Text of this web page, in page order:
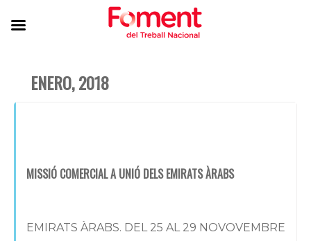
ENERO, 2018
MISSIÓ COMERCIAL A UNIÓ DELS EMIRATS ÀRABS
EMIRATS ÀRABS. DEL 25 AL 29 NOVOVEMBRE